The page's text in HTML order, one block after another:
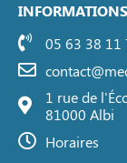
05 63 38 11
1 rue de
81000 Albi
Horaires